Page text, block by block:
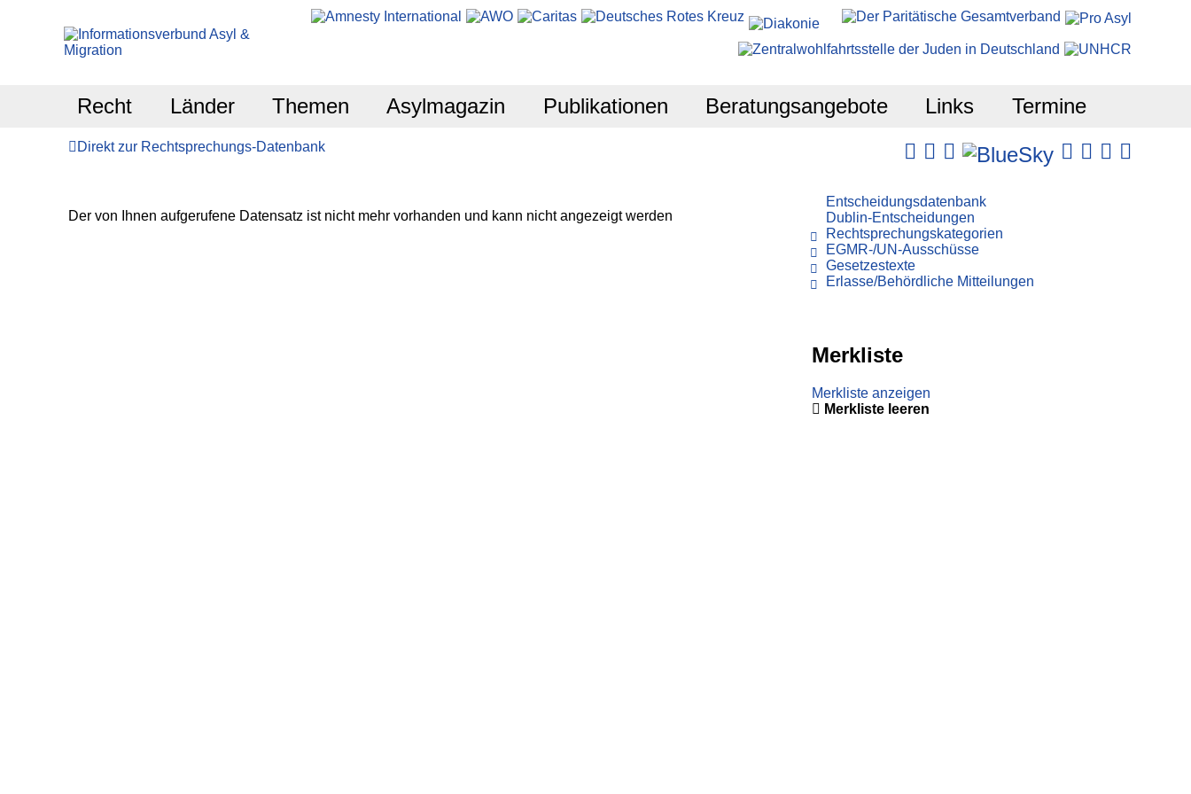
Recht Länder Themen Asylmagazin Publikationen Beratungsangebote Links Termine
Direkt zur Rechtsprechungs-Datenbank
Der von Ihnen aufgerufene Datensatz ist nicht mehr vorhanden und kann nicht angezeigt werden
Entscheidungsdatenbank
Dublin-Entscheidungen
Rechtsprechungskategorien
EGMR-/UN-Ausschüsse
Gesetzestexte
Erlasse/Behördliche Mitteilungen
Merkliste
Merkliste anzeigen
Merkliste leeren